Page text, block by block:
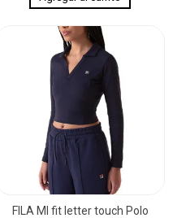
FILA Ml fit letter touch Polo